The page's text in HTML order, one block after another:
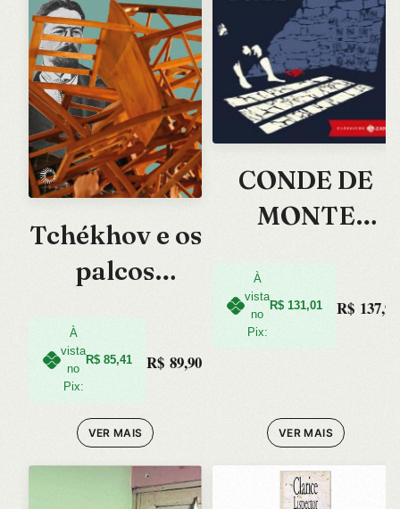
Tchékhov e os
palcos
À
vista
no
Pix:
R$ 85,41 R$ 89,90
VER MAIS
CONDE DE
MONTE
À
vista
no
Pix:
R$ 131,01 R$ 137,90
VER MAIS